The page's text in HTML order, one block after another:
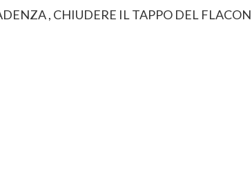
, CHIUDERE IL TAPPO DEL